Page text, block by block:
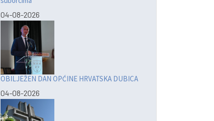
04-08-2026
OBILJEŽEN DAN OPĆINE HRVATSKA DUBICA
04-08-2026